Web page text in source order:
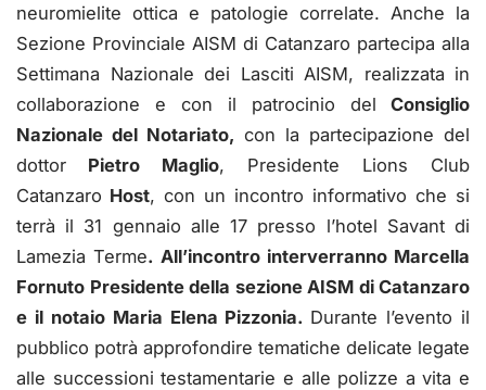
neuromielite ottica e patologie correlate. Anche la
Sezione Provinciale AISM di Catanzaro partecipa alla
Settimana Nazionale dei Lasciti AISM, realizzata in
collaborazione e con il patrocinio del Consiglio
Nazionale del Notariato, con la partecipazione del
dottor Pietro Maglio, Presidente Lions Club
Catanzaro Host, con un incontro informativo che si
terrà il 31 gennaio alle 17 presso l’hotel Savant di
Lamezia Terme. All’incontro interverrannoMarcella
Fornuto Presidente della sezione AISM di Catanzaro
e il notaioMaria Elena Pizzonia. Durante l’evento il
pubblico potrà approfondire tematiche delicate legate
alle successioni testamentarie e alle polizze a vita e